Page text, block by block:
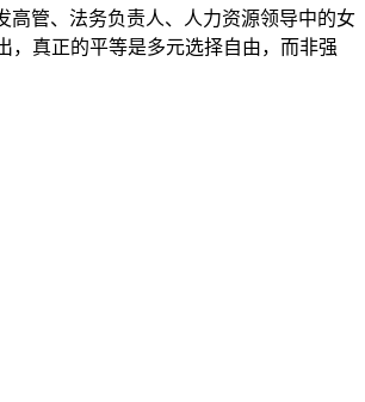
高管、法务负责人、人力资源领导中的女
，真正的平等是多元选择自由，而非强